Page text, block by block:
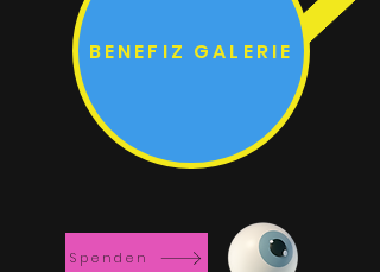
BENEFIZ GALERIE
Spenden